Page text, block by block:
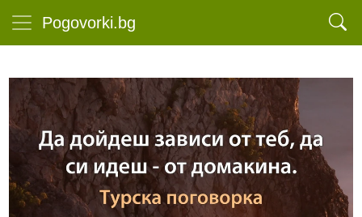
Pogovorki.bg